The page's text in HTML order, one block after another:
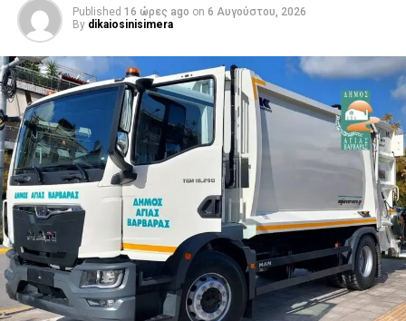
Published 16 ώρες ago on 6 Αυγούστου, 2026
By dikaiosinisimera